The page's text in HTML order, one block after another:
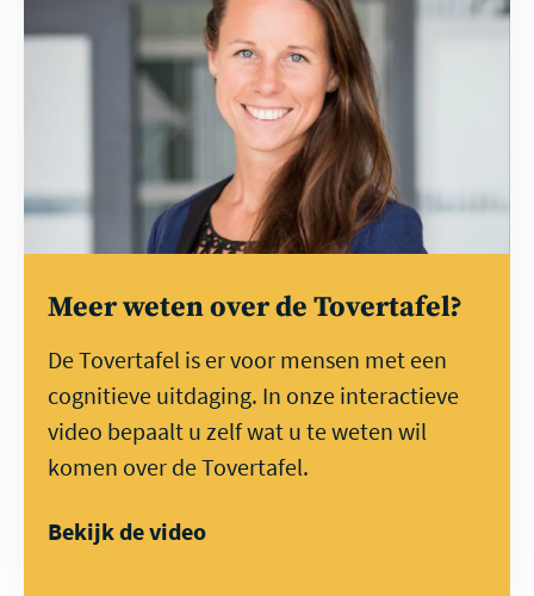
Meer weten over de Tovertafel?
De Tovertafel is er voor mensen met een
cognitieve uitdaging. In onze interactieve
video bepaalt u zelf wat u te weten wil
komen over de Tovertafel.
Bekijk de video